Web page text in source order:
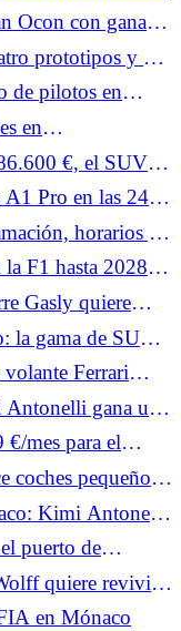
Ocon con ganas
prototipos y un
de Le Mans.
de pilotos en
en
€, el SUV
A1 Pro en las 24
Active Shifter.
horarios y
¿Kimi
F1 hasta 2028:
Gasly quiere
la gama de SUV
volante Ferrari
gana una
suben al podio
€/mes para el
que el
coches pequeños
Kimi Antonelli
puerto de
quiere revivir a
en Mónaco